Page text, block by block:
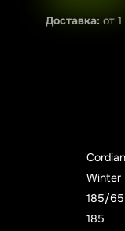
Доставка: от
Winter
185/65
185